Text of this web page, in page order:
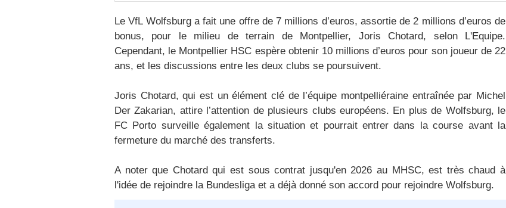
Le VfL Wolfsburg a fait une offre de 7 millions d’euros, assortie de 2 millions d’euros de
bonus, pour le milieu de terrain de Montpellier, Joris Chotard, selon L'Equipe.
Cependant, le Montpellier HSC espère obtenir 10 millions d’euros pour son joueur de 22
ans, et les discussions entre les deux clubs se poursuivent.
Joris Chotard, qui est un élément clé de l’équipe montpelliéraine entraînée par Michel
Der Zakarian, attire l’attention de plusieurs clubs européens. En plus de Wolfsburg, le
FC Porto surveille également la situation et pourrait entrer dans la course avant la
fermeture du marché des transferts.
A noter que Chotard qui est sous contrat jusqu'en 2026 au MHSC, est très chaud à
l'idée de rejoindre la Bundesliga et a déjà donné son accord pour rejoindre Wolfsburg.